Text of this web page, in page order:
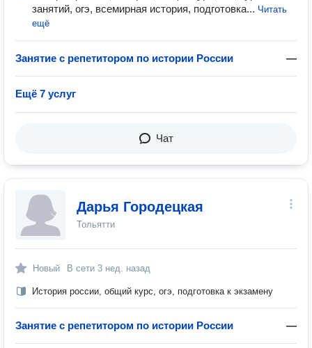
занятий, огэ, всемирная история, подготовка... Читать
ещё
Занятие с репетитором по истории России —
Ещё 7 услуг
Чат
Дарья Городецкая
Тольятти
Новый В сети 3 нед. назад
История россии, общий курс, огэ, подготовка к экзамену
Занятие с репетитором по истории России —